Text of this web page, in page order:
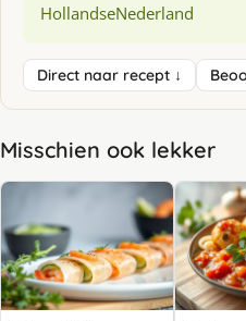
HollandseNederland
Direct naar recept ↓
Misschien ook lekker